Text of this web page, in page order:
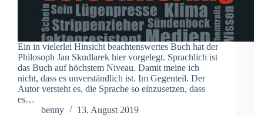
Ein in vielerlei Hinsicht beachtenswertes Buch hat der
Philosoph Jan Skudlarek hier vorgelegt. Sprachlich ist
das Buch auf höchstem Niveau. Damit meine ich
nicht, dass es unverständlich ist. Im Gegenteil. Der
Autor versteht es, die Sprache so einzusetzen, dass
es…
benny
13. August 2019